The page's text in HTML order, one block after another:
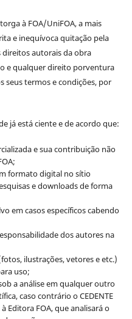
à FOA/UniFOA, a mais
e inequívoca quitação pela
direitos autorais da obra
e qualquer direito porventura
seus termos e condições, por
já está ciente e de acordo que:
e sua contribuição não
formato digital no sítio
e downloads de forma
em casos específicos cabendo
dos autores na
ilustrações, vetores e etc.)
uso;
a análise em qualquer outro
caso contrário o CEDENTE
Editora FOA, que analisará o